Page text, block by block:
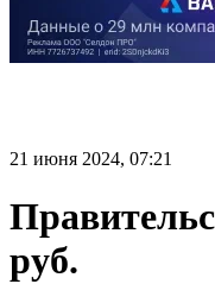
21 июня 2024, 07:21
руб.